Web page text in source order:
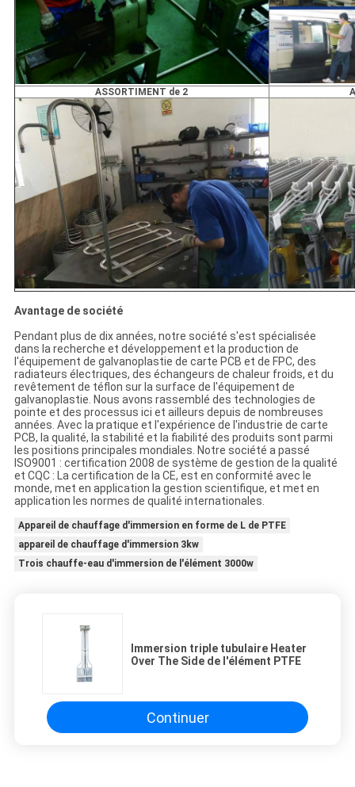
ASSORTIMENT de 2
Avantage de société
Pendant plus de dix années, notre société s'est spécialisée
dans la recherche et développement et la production de
l'équipement de galvanoplastie de carte PCB et de FPC, des
radiateurs électriques, des échangeurs de chaleur froids, et du
revêtement de téflon sur la surface de l'équipement de
galvanoplastie. Nous avons rassemblé des technologies de
pointe et des processus ici et ailleurs depuis de nombreuses
années. Avec la pratique et l'expérience de l'industrie de carte
PCB, la qualité, la stabilité et la fiabilité des produits sont parmi
les positions principales mondiales. Notre société a passé
ISO9001 : certification 2008 de système de gestion de la qualité
et CQC : La certification de la CE, est en conformité avec le
monde, met en application la gestion scientifique, et met en
application les normes de qualité internationales.
Appareil de chauffage d'immersion en forme de L de PTFE
appareil de chauffage d'immersion 3kw
Trois chauffe-eau d'immersion de l'élément 3000w
Immersion triple tubulaire Heater
Over The Side de l'élément PTFE
Continuer